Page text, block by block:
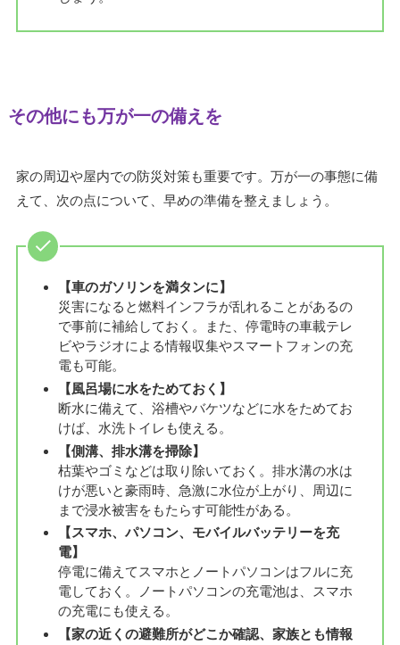
その他にも万が一の備えを
家の周辺や屋内での防災対策も重要です。万が一の事態に備
えて、次の点について、早めの準備を整えましょう。
【車のガソリンを満タンに】
災害になると燃料インフラが乱れることがあるの
で事前に補給しておく。また、停電時の車載テレ
ビやラジオによる情報収集やスマートフォンの充
電も可能。
【風呂場に水をためておく】
断水に備えて、浴槽やバケツなどに水をためてお
けば、水洗トイレも使える。
【側溝、排水溝を掃除】
枯葉やゴミなどは取り除いておく。排水溝の水は
けが悪いと豪雨時、急激に水位が上がり、周辺に
まで浸水被害をもたらす可能性がある。
【スマホ、パソコン、モバイルバッテリーを充
電】
停電に備えてスマホとノートパソコンはフルに充
電しておく。ノートパソコンの充電池は、スマホ
の充電にも使える。
【家の近くの避難所がどこか確認、家族とも情報